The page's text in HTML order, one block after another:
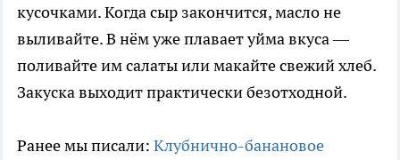
кусочками. Когда сыр закончится, масло не
выливайте. В нём уже плавает уйма вкуса —
поливайте им салаты или макайте свежий хлеб.
Закуска выходит практически безотходной.
Ранее мы писали: Клубнично-банановое